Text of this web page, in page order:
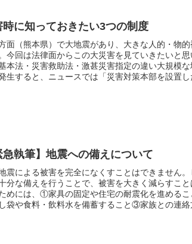
時に知っておきたい3つの制度
面（熊本県）で大地震があり、大きな人的・物
今回は法律面からこの大災害を見ていきたいと
本法・災害救助法・激甚災害指定の違い大規模な
生すると、ニュースでは「災害対策本部を設置し
急執筆】地震への備えについて
震による被害を完全になくすことはできません
分な備えを行うことで、被害を大きく減らすこと
めには、①家具の固定や住宅の耐震化を進める
袋や食料・飲料水を備蓄すること③家族との連絡